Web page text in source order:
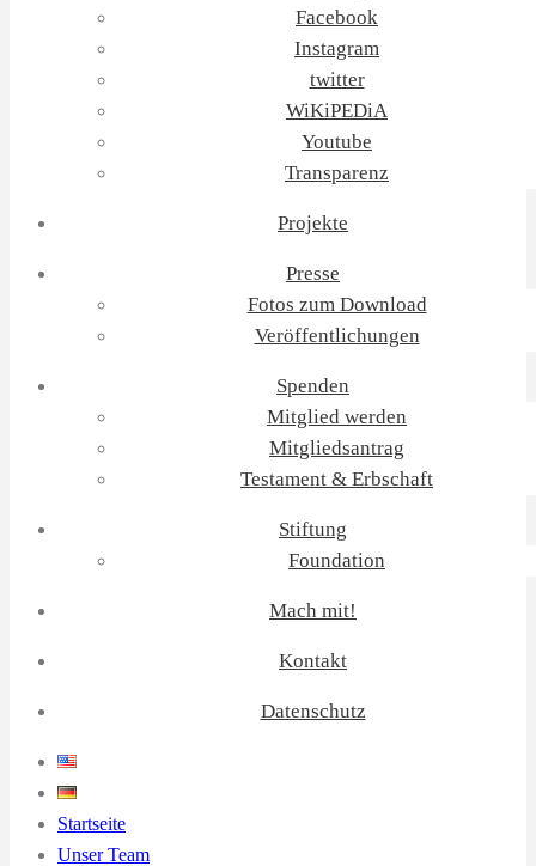
Facebook
Instagram
twitter
WiKiPEDiA
Youtube
Transparenz
Projekte
Presse
Fotos zum Download
Veröffentlichungen
Spenden
Mitglied werden
Mitgliedsantrag
Testament & Erbschaft
Stiftung
Foundation
Mach mit!
Kontakt
Datenschutz
Startseite
Unser Team